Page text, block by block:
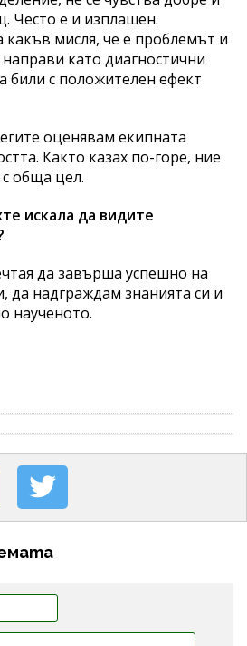
Често е и изплашен.
какъв мисля, че е проблемът и
като диагностични
били с положителен ефект
оценявам екипната
Както казах по-горе, ние
обща цел.
искала да видите
да завърша успешно на
да надграждам знанията си и
наученото.